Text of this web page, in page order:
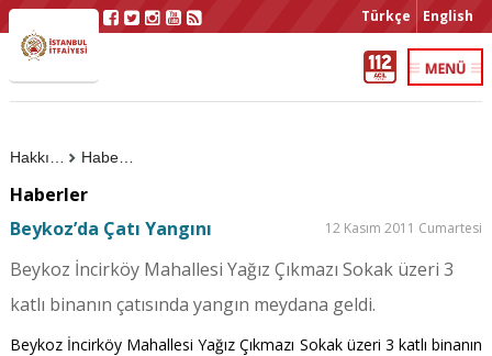
Türkçe English
Haberler
Haberler
Beykoz’da Çatı Yangını
12 Kasım 2011 Cumartesi
Beykoz İncirköy Mahallesi Yağız Çıkmazı Sokak üzeri 3
katlı binanın çatısında yangın meydana geldi.
Beykoz İncirköy Mahallesi Yağız Çıkmazı Sokak üzeri 3 katlı binanın